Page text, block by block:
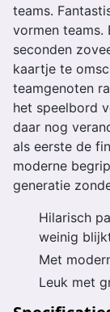
teams.
vormen teams.
seconden
kaartje te
teamgenoten
het speelbord
daar nog
als eerste de
moderne
generatie
Hilarisch
weinig
Met
Leuk met